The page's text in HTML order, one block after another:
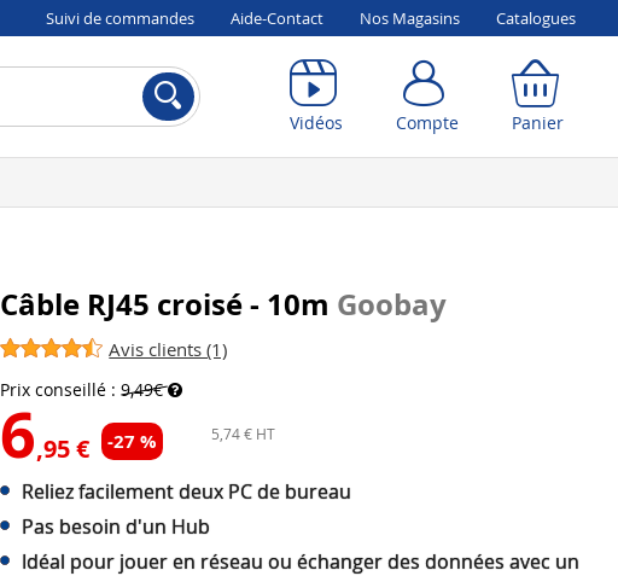
Suivi de commandes Aide-Contact Nos Magasins Catalogues
Vidéos Compte Panier
Câble RJ45 croisé - 10m Goobay
Avis clients (1)
Prix conseillé : 9,49€
6,95 € -27 % 5,74 € HT
Reliez facilement deux PC de bureau
Pas besoin d'un Hub
Idéal pour jouer en réseau ou échanger des données avec un
Compte Panier